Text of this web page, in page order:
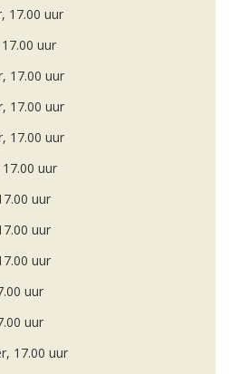
17.00 uur
uur
17.00 uur
17.00 uur
17.00 uur
uur
uur
uur
uur
uur
uur
17.00 uur